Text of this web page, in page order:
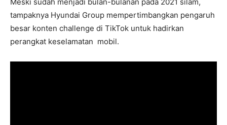
Meski sudah menjadi bulan-bulanan pada 2021 silam,
tampaknya Hyundai Group mempertimbangkan pengaruh
besar konten challenge di TikTok untuk hadirkan
perangkat keselamatan mobil.